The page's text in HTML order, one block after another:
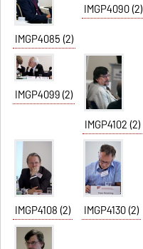
IMGP4085 (2)
IMGP4090 (2)
IMGP4099 (2)
IMGP4102 (2)
IMGP4108 (2) IMGP4130 (2)